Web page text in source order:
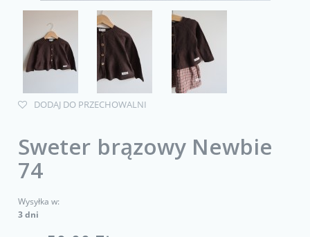
DODAJ DO PRZECHOWALNI
Sweter brązowy Newbie
74
Wysyłka w:
3 dni